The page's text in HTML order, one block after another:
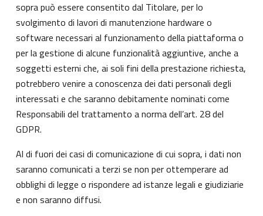
sopra può essere consentito dal Titolare, per lo
svolgimento di lavori di manutenzione hardware o
software necessari al funzionamento della piattaforma o
per la gestione di alcune funzionalità aggiuntive, anche a
soggetti esterni che, ai soli fini della prestazione richiesta,
potrebbero venire a conoscenza dei dati personali degli
interessati e che saranno debitamente nominati come
Responsabili del trattamento a norma dell’art. 28 del
GDPR.
Al di fuori dei casi di comunicazione di cui sopra, i dati non
saranno comunicati a terzi se non per ottemperare ad
obblighi di legge o rispondere ad istanze legali e giudiziarie
e non saranno diffusi.